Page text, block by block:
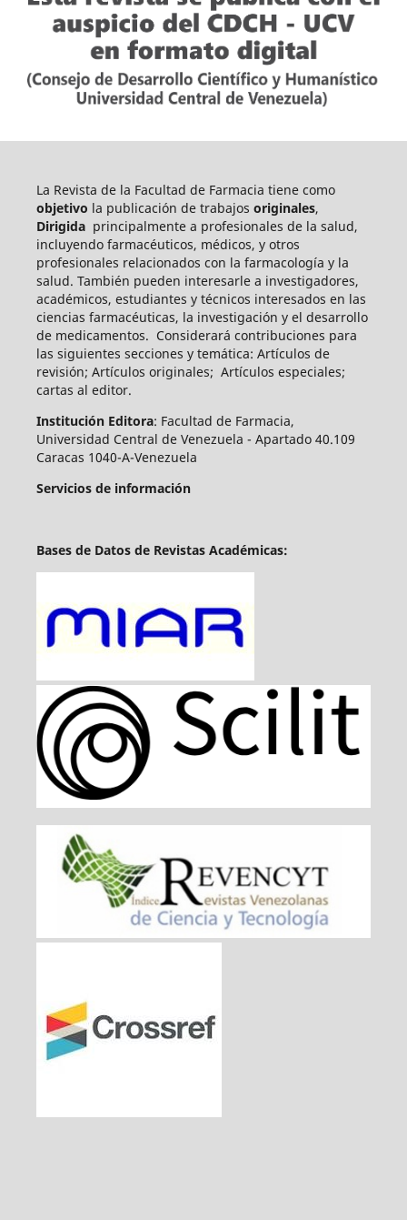
La Revista de la Facultad de Farmacia tiene como
objetivo la publicación de trabajos originales,
Dirigida principalmente a profesionales de la salud,
incluyendo farmacéuticos, médicos, y otros
profesionales relacionados con la farmacología y la
salud. También pueden interesarle a investigadores,
académicos, estudiantes y técnicos interesados en las
ciencias farmacéuticas, la investigación y el desarrollo
de medicamentos. Considerará contribuciones para
las siguientes secciones y temática: Artículos de
revisión; Artículos originales; Artículos especiales;
cartas al editor.
Institución Editora: Facultad de Farmacia,
Universidad Central de Venezuela - Apartado 40.109
Caracas 1040-A-Venezuela
Servicios de información
Bases de Datos de Revistas Académicas: